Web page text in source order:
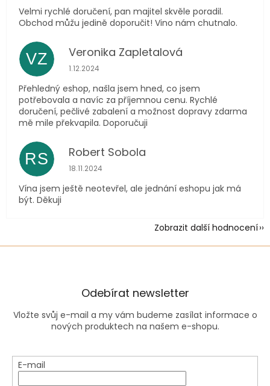
Velmi rychlé doručení, pan majitel skvěle poradil.
Obchod můžu jedině doporučit! Vino nám chutnalo.
VZ Veronika Zapletalová
Hodnocení obchodu je 5 z 5 hvězdiček.
1.12.2024
Přehledný eshop, našla jsem hned, co jsem
potřebovala a navíc za příjemnou cenu. Rychlé
doručení, pečlivé zabalení a možnost dopravy zdarma
mě mile překvapila. Doporučuji
RS Robert Sobola
Hodnocení obchodu je 5 z 5 hvězdiček.
18.11.2024
Vína jsem ještě neotevřel, ale jednání eshopu jak má
být. Děkuji
Zobrazit další hodnocení
Odebírat newsletter
Vložte svůj e-mail a my vám budeme zasílat informace o
nových produktech na našem e-shopu.
E-mail